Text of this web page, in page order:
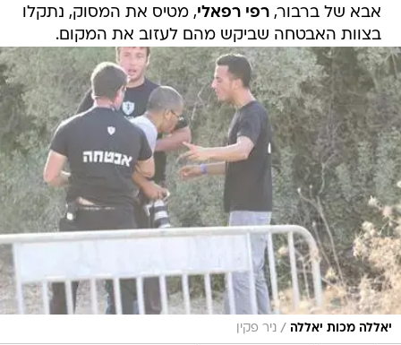
אבא של ברבור,רפי רפאלי, מטיס את המסוק, נתקלו
בצוות האבטחה שביקש מהם לעזוב את המקום.
יאללה מכות יאללה / ניר פקין